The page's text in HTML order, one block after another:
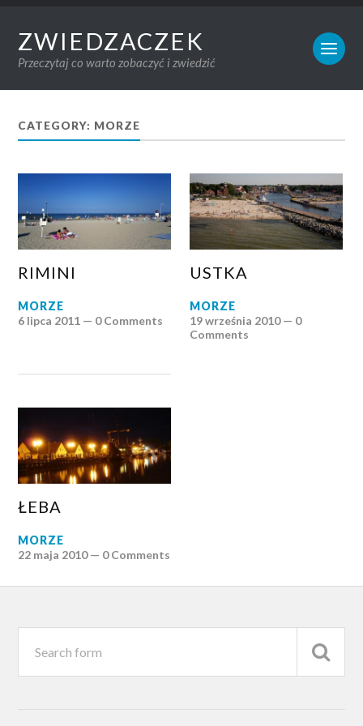
ZWIEDZACZEK
Przeczytaj co warto zobaczyć i zwiedzić
CATEGORY: MORZE
RIMINI
MORZE
6 lipca 2011 — 0 Comments
USTKA
MORZE
19 września 2010 — 0
Comments
ŁEBA
MORZE
22 maja 2010 — 0 Comments